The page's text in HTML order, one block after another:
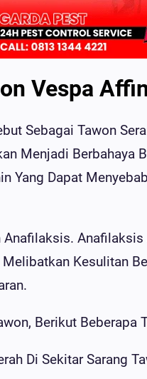
Vespa
Sebagai Tawon
Menjadi Berbahaya
Yang Dapat
Kesulitan
Berikut Beberapa
Di Sekitar Sarang